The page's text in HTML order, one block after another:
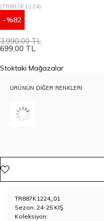
(TR887K1224)
82
3.990,00 TL
699,00 TL
Stoktaki Mağazalar
ÜRÜNÜN DIĞER RENKLERI
TR887K1224_01
Sezon: 24-25 KIŞ
Koleksiyon: